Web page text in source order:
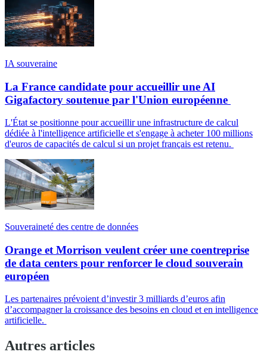
IA souveraine
La France candidate pour accueillir une AI
Gigafactory soutenue par l'Union européenne
L'État se positionne pour accueillir une infrastructure de calcul
dédiée à l'intelligence artificielle et s'engage à acheter 100 millions
d'euros de capacités de calcul si un projet français est retenu.
Souveraineté des centre de données
Orange et Morrison veulent créer une coentreprise
de data centers pour renforcer le cloud souverain
européen
Les partenaires prévoient d’investir 3 milliards d’euros afin
d’accompagner la croissance des besoins en cloud et en intelligence
artificielle.
Autres articles